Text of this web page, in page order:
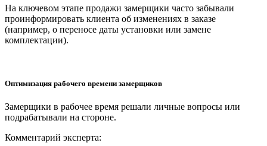
На ключевом этапе продажи замерщики часто забывали
проинформировать клиента об изменениях в заказе
(например, о переносе даты установки или замене
комплектации).
Оптимизация рабочего времени замерщиков
Замерщики в рабочее время решали личные вопросы или
подрабатывали на стороне.
Комментарий эксперта: